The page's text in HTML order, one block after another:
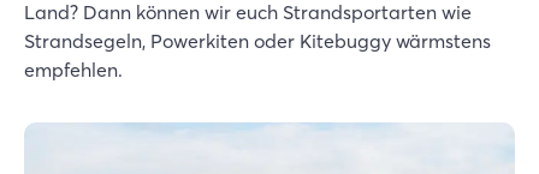
Land? Dann können wir euch Strandsportarten wie
Strandsegeln, Powerkiten oder Kitebuggy wärmstens
empfehlen.